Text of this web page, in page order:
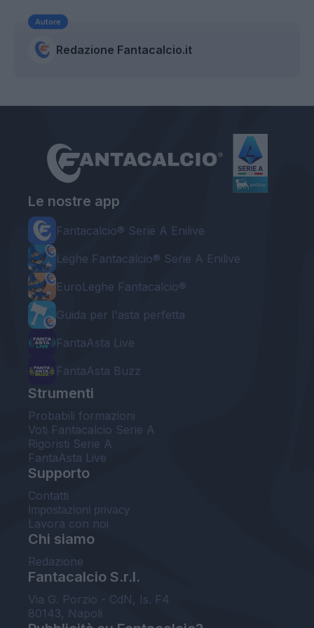
Autore
Redazione Fantacalcio.it
Le nostre app
Fantacalcio® Serie A Enilive
Leghe Fantacalcio® Serie A Enilive
EuroLeghe Fantacalcio®
Guida per l'asta perfetta
FantaAsta Live
FantaAsta Buzz
Strumenti
Probabili formazioni
Voti Fantacalcio Serie A
Rigoristi Serie A
FantaAsta Live
Supporto
Contatti
Impostazioni privacy
Lavora con noi
Chi siamo
Redazione
Fantacalcio S.r.l.
Via G. Porzio - CdN, Is. F4
80143, Napoli